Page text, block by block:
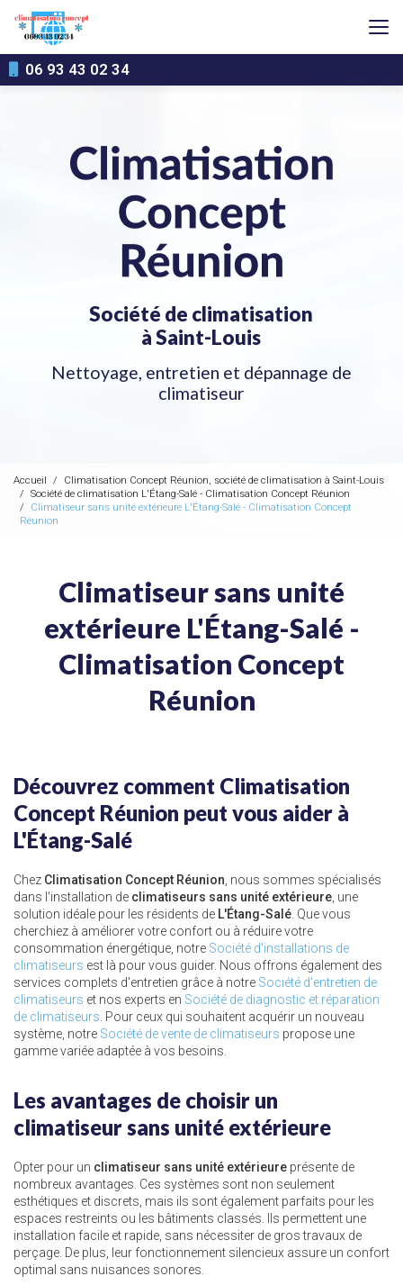
contenu
principal
06 93 43 02 34
Société de climatisation
à Saint-Louis
Nettoyage, entretien et dépannage de
climatiseur
Accueil
Climatisation Concept Réunion, société de climatisation à Saint-Louis
Société de climatisation L'Étang-Salé - Climatisation Concept Réunion
Climatiseur sans unité extérieure L'Étang-Salé - Climatisation Concept
Réunion
Climatiseur sans unité
extérieure L'Étang-Salé -
Climatisation Concept
Réunion
Découvrez comment Climatisation
Concept Réunion peut vous aider à
L'Étang-Salé
Chez Climatisation Concept Réunion , nous sommes spécialisés
dans l'installation de climatiseurs sans unité extérieure , une
solution idéale pour les résidents de L'Étang-Salé . Que vous
cherchiez à améliorer votre confort ou à réduire votre
consommation énergétique, notre Société d'installations de
climatiseurs est là pour vous guider. Nous offrons également des
services complets d'entretien grâce à notre Société d'entretien de
climatiseurs et nos experts en Société de diagnostic et réparation
de climatiseurs . Pour ceux qui souhaitent acquérir un nouveau
système, notre Société de vente de climatiseurs propose une
gamme variée adaptée à vos besoins.
Les avantages de choisir un
climatiseur sans unité extérieure
Opter pour un climatiseur sans unité extérieure présente de
nombreux avantages. Ces systèmes sont non seulement
esthétiques et discrets, mais ils sont également parfaits pour les
espaces restreints ou les bâtiments classés. Ils permettent une
installation facile et rapide, sans nécessiter de gros travaux de
perçage. De plus, leur fonctionnement silencieux assure un confort
optimal sans nuisances sonores.